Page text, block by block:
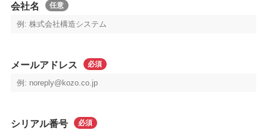
会社名 任意
メールアドレス 必須
シリアル番号 必須